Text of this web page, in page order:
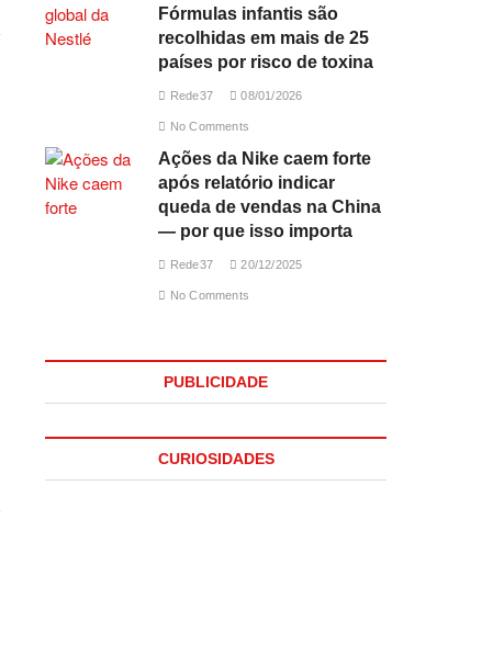
Fórmulas infantis são
recolhidas em mais de 25
países por risco de toxina
Rede37 08/01/2026
No Comments
Ações da Nike caem forte
após relatório indicar
queda de vendas na China
— por que isso importa
Rede37 20/12/2025
No Comments
PUBLICIDADE
CURIOSIDADES